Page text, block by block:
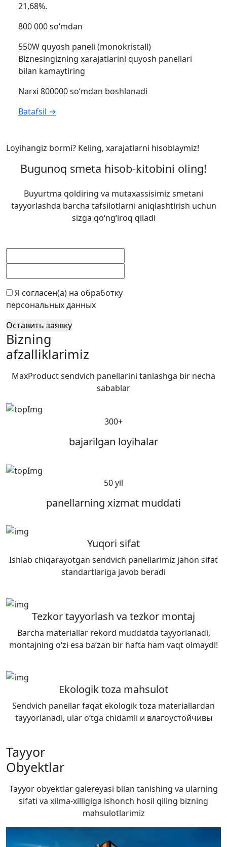
21,68%.
800 000 so‘mdan
550W quyosh paneli (monokristall)
Biznesingizning xarajatlarini quyosh panellari
bilan kamaytiring
Narxi 800000 so‘mdan boshlanadi
Batafsil →
Loyihangiz bormi? Keling, xarajatlarni hisoblaymiz!
Bugunoq smeta hisob-kitobini oling!
Buyurtma qoldiring va mutaxassisimiz smetani
tayyorlashda barcha tafsilotlarni aniqlashtirish uchun
sizga qo‘ng‘iroq qiladi
Я согласен(а) на обработку
персональных данных
Оставить заявку
Bizning
afzalliklarimiz
MaxProduct sendvich panellarini tanlashga bir necha
sabablar
300+
bajarilgan loyihalar
50 yil
panellarning xizmat muddati
Yuqori sifat
Ishlab chiqarayotgan sendvich panellarimiz jahon sifat
standartlariga javob beradi
Tezkor tayyorlash va tezkor montaj
Barcha materiallar rekord muddatda tayyorlanadi,
montajning o‘zi esa ba’zan bir hafta ham vaqt olmaydi!
Ekologik toza mahsulot
Sendvich panellar faqat ekologik toza materiallardan
tayyorlanadi, ular o‘tga chidamli и влагоустойчивы
Tayyor
Obyektlar
Tayyor obyektlar galereyasi bilan tanishing va ularning
sifati va xilma-xilligiga ishonch hosil qiling bizning
mahsulotlarimiz